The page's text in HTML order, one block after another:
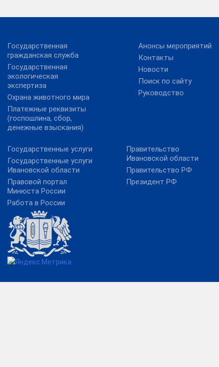
Государственная
гражданская служба
Государственная
экологическая
экспертиза
Охрана животного мира
Платежные реквизиты
(госпошлина, сбор,
денежные взыскания)
Анонсы мероприятий
Контакты
Новости
Поиск по сайту
Руководство
Государственные услуги
Государственные услуги
Ивановской области
Правовой портал
Минюста России
Работа в России
Правительство
Ивановской области
Правительство РФ
Президент РФ